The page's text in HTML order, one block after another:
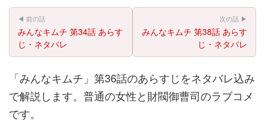
◀ 前の話
みんなキムチ 第34話 あらす
じ・ネタバレ
次の話 ▶
みんなキムチ 第38話 あらす
じ・ネタバレ
「みんなキムチ」第36話のあらすじをネタバレ込み
で解説します。普通の女性と財閥御曹司のラブコメ
です。